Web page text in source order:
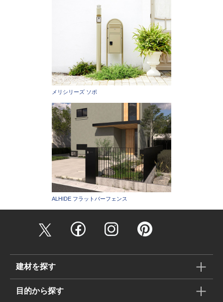
メリシリーズ ソポ
ALHIDE フラットバーフェンス
建材を探す
目的から探す